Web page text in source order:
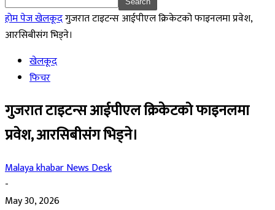
होम पेजखेलकूदगुजरात टाइटन्स आईपीएल क्रिकेटको फाइनलमा प्रवेश,
आरसिबीसंग भिड्ने।
खेलकूद
फिचर
गुजरात टाइटन्स आईपीएल क्रिकेटको फाइनलमा
प्रवेश, आरसिबीसंग भिड्ने।
Malaya khabar News Desk
-
May 30, 2026